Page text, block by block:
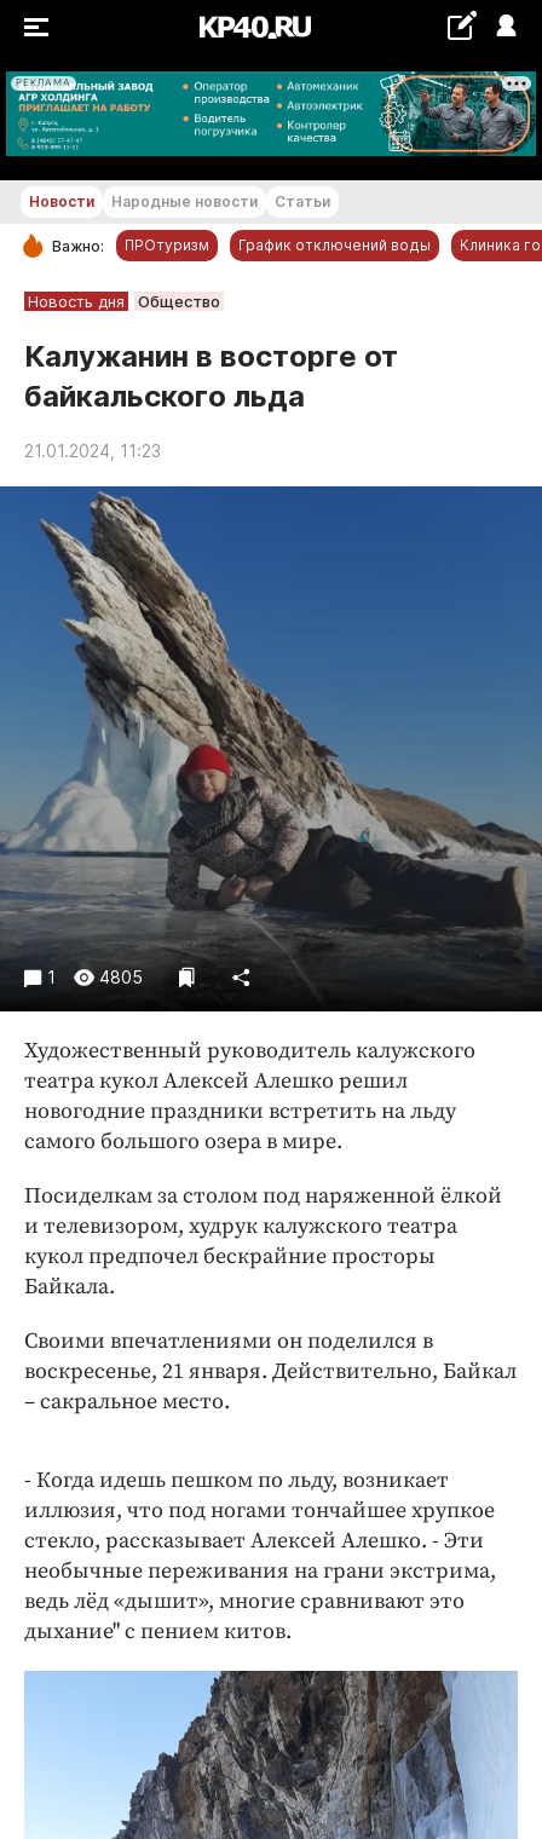
РЕКЛАМА
+18...+19 °С
РУБРИКИ
Новости компаний
Статьи
Народные новости
Авто и транспорт
Благоустройство
Криминал
Культура
Недвижимость и ЖКХ
Образование
Общество
Погода
Праздники
Происшествия
Спорт
Экономика и бизнес
ПРОЕКТЫ
Блоги
Издания
Медиаперсона
Интересное чтиво
Клиника года
Работодатель года
Новости Народные новости Статьи
Важно: ПРОтуризм График отключений воды Клиника
Новость дня Общество
Калужанин в восторге от
байкальского льда
21.01.2024, 11:23
1 4805
Художественный руководитель калужского
театра кукол Алексей Алешко решил
новогодние праздники встретить на льду
самого большого озера в мире.
Посиделкам за столом под наряженной ёлкой
и телевизором, худрук калужского театра
кукол предпочел бескрайние просторы
Байкала.
Своими впечатлениями он поделился в
воскресенье, 21 января. Действительно, Байкал
– сакральное место.
- Когда идешь пешком по льду, возникает
иллюзия, что под ногами тончайшее хрупкое
стекло, рассказывает Алексей Алешко. - Эти
необычные переживания на грани экстрима,
ведь лёд «дышит», многие сравнивают это
дыхание" с пением китов.